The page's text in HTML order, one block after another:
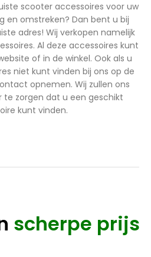
scooter accessoires voor uw
en omstreken? Dan bent u bij
adres! Wij verkopen namelijk
Al deze accessoires kunt
of in de winkel. Ook als u
niet kunt vinden bij ons op de
opnemen. Wij zullen ons
zorgen dat u een geschikt
kunt vinden.
scherpe prijs